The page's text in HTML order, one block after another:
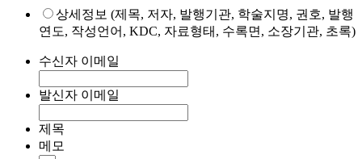
상세정보 (제목, 저자, 발행기관, 학술지명, 권호, 발행
연도, 작성언어, KDC, 자료형태, 수록면, 소장기관, 초록)
수신자 이메일
발신자 이메일
제목
메모